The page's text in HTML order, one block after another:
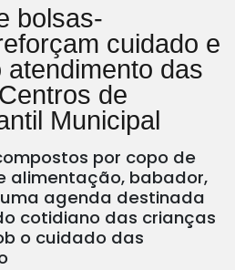
bolsas-
cuidado e
das
de
Municipal
por copo de
alimentação, babador,
agenda destinada
cotidiano das crianças
o cuidado das